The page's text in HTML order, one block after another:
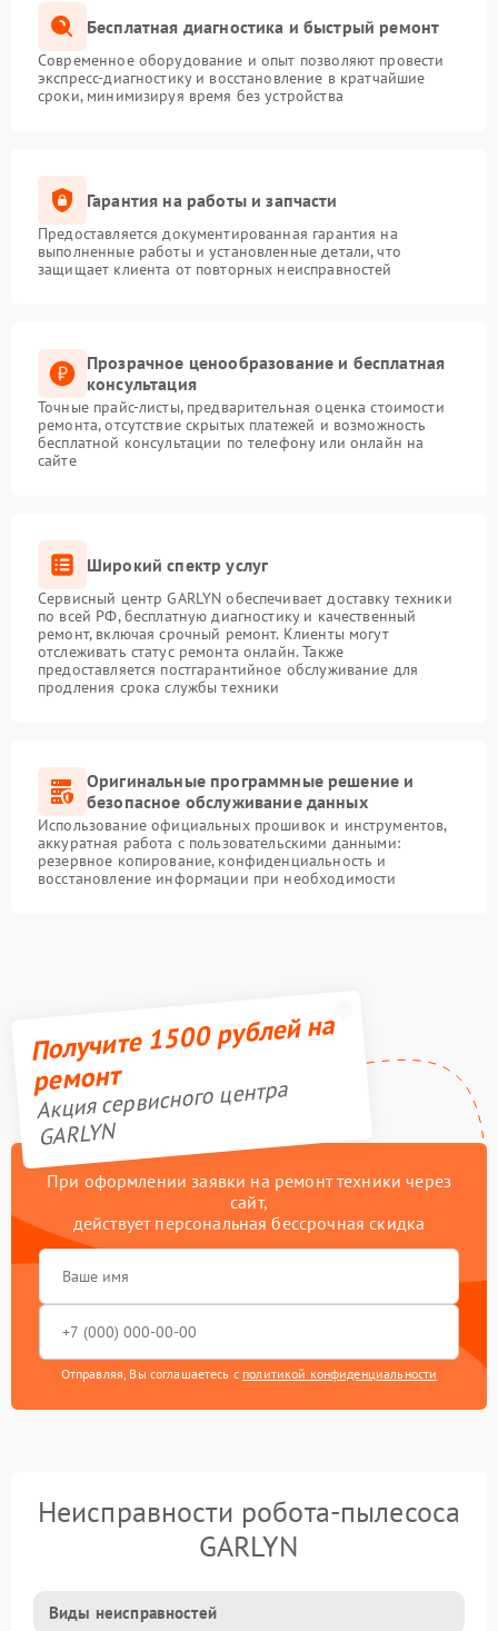
Бесплатная диагностика и быстрый ремонт
Современное оборудование и опыт позволяют провести
экспресс-диагностику и восстановление в кратчайшие
сроки, минимизируя время без устройства
Гарантия на работы и запчасти
Предоставляется документированная гарантия на
выполненные работы и установленные детали, что
защищает клиента от повторных неисправностей
Прозрачное ценообразование и бесплатная
консультация
Точные прайс-листы, предварительная оценка стоимости
ремонта, отсутствие скрытых платежей и возможность
бесплатной консультации по телефону или онлайн на
сайте
Широкий спектр услуг
Сервисный центр GARLYN обеспечивает доставку техники
по всей РФ, бесплатную диагностику и качественный
ремонт, включая срочный ремонт. Клиенты могут
отслеживать статус ремонта онлайн. Также
предоставляется постгарантийное обслуживание для
продления срока службы техники
Оригинальные программные решение и
безопасное обслуживание данных
Использование официальных прошивок и инструментов,
аккуратная работа с пользовательскими данными:
резервное копирование, конфиденциальность и
восстановление информации при необходимости
Получите 1500 рублей на
ремонт
Акция сервисного центра
GARLYN
При оформлении заявки на ремонт техники через
сайт,
действует персональная бессрочная скидка
Отправляя, Вы соглашаетесь с политикой конфиденциальности
Неисправности робота-пылесоса
GARLYN
Виды неисправностей